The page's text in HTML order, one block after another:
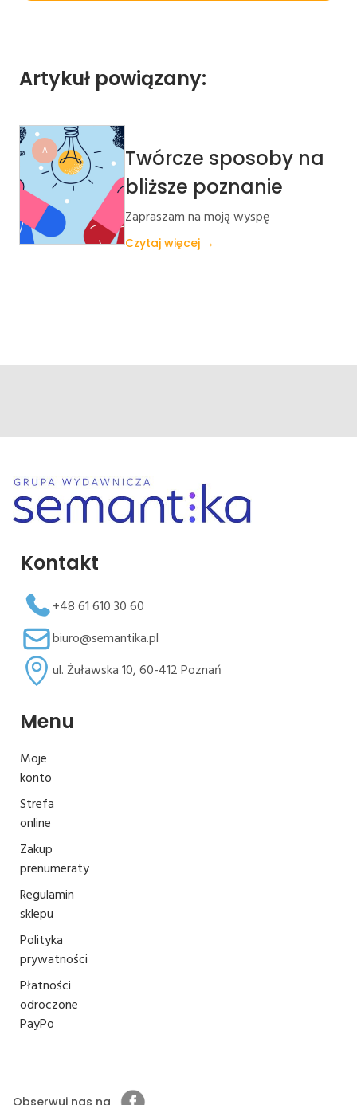
Artykuł powiązany:
A
Twórcze sposoby na
bliższe poznanie
Zapraszam na moją wyspę
Czytaj więcej →
Kontakt
+48 61 610 30 60
biuro@semantika.pl
ul. Żuławska 10, 60-412 Poznań
Menu
Moje
konto
Strefa
online
Zakup
prenumeraty
Regulamin
sklepu
Polityka
prywatności
Płatności
odroczone
PayPo
Obserwuj nas na